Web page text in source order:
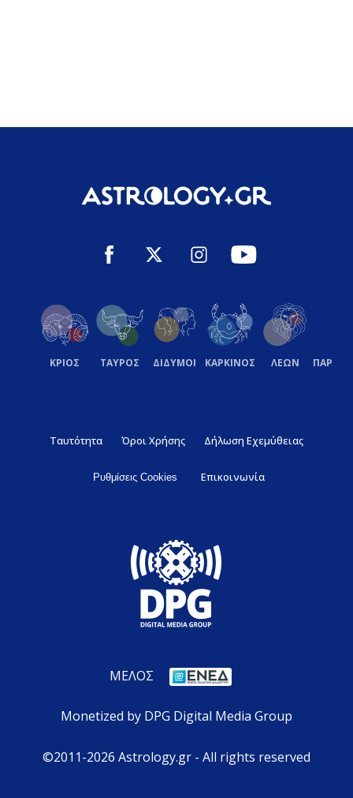
ΚΡΙΟΣ ΤΑΥΡΟΣ ΔΙΔΥΜΟΙ ΚΑΡΚΙΝΟΣ ΛΕΩΝ
Ταυτότητα Όροι Χρήσης Δήλωση Εχεμύθειας
Ρυθμίσεις Cookies Επικοινωνία
ΜΕΛΟΣ
Monetized by DPG Digital Media Group
©2011-2026 Astrology.gr - All rights reserved